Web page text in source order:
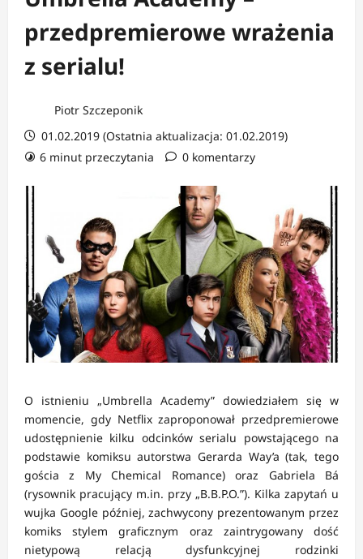
przedpremierowe wrażenia
z serialu!
Piotr Szczeponik
01.02.2019 (Ostatnia aktualizacja: 01.02.2019)
6 minut przeczytania
0 komentarzy
O istnieniu „Umbrella Academy” dowiedziałem się w
momencie, gdy Netflix zaproponował przedpremierowe
udostępnienie kilku odcinków serialu powstającego na
podstawie komiksu autorstwa Gerarda Way’a (tak, tego
gościa z My Chemical Romance) oraz Gabriela Bá
(rysownik pracujący m.in. przy „B.B.P.O.”). Kilka zapytań u
wujka Google później, zachwycony prezentowanym przez
komiks stylem graficznym oraz zaintrygowany dość
nietypową relacją dysfunkcyjnej rodzinki